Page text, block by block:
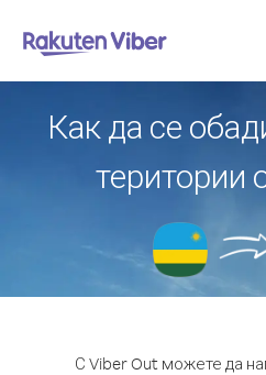
Как да се
територии
С Viber Out можете да